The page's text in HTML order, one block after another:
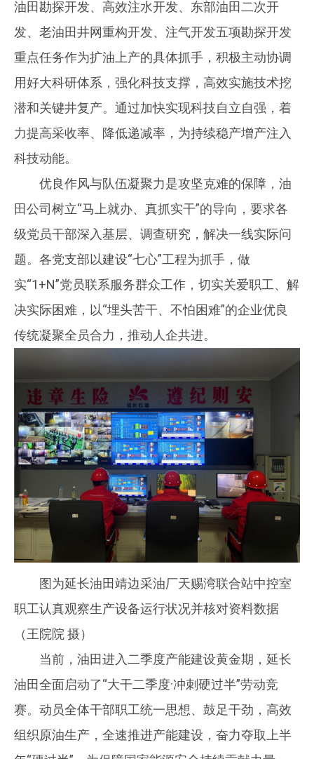
油田勘探开发、高效注水开发、东部油田二次开
发、老油田井网重构开发、注气开发五项勘探开发
重点任务作为扩油上产的具体抓手，积极主动协调
用好大科研体系，强化科技支撑，高效实施技术挖
潜和关键井复产。通过加快实现科技自立自强，着
力提高采收率、降低递减率，为持续稳产增产注入
科技动能。
优良作风与队伍凝聚力是攻坚克难的保障，油
田公司树立“马上就办、真抓实干”的导向，要求各
级党员干部深入基层、调查研究，解决一线实际问
题。各党支部以建设“七心”工程为抓手，做
实“1+N”党员联系服务群众工作，切实关爱职工、解
决实际困难，以“埋头苦干、不怕困难”的企业优良
传统凝聚全员合力，推动人企共进。
图为延长油田靖边采油厂天赐湾联合站中控室
职工认真观察生产设备运行状况并核对资料数据
（王院院 摄）
当前，油田进入二季度产能建设黄金期，延长
油田全面启动了“大干二季度·冲刺硬过半”劳动竞
赛。动员全体干部职工统一思想、鼓足干劲，高效
组织原油生产，全速推进产能建设，奋力夺取上半